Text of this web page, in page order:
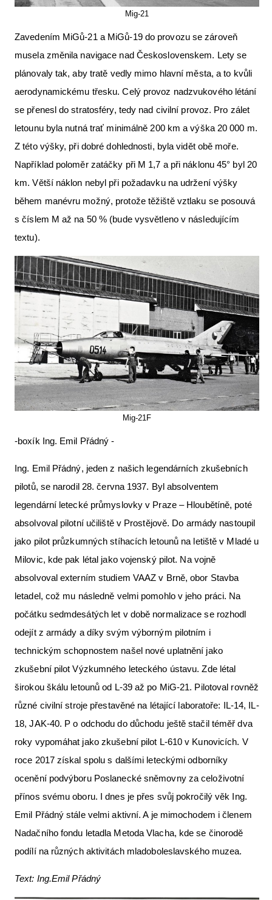
Mig-21
Zavedením MiGů-21 a MiGů-19 do provozu se zároveň
musela změnila navigace nad Československem. Lety se
plánovaly tak, aby tratě vedly mimo hlavní města, a to kvůli
aerodynamickému třesku. Celý provoz nadzvukového létání
se přenesl do stratosféry, tedy nad civilní provoz. Pro zálet
letounu byla nutná trať minimálně 200 km a výška 20 000 m.
Z této výšky, při dobré dohlednosti, byla vidět obě moře.
Například poloměr zatáčky při M 1,7 a při náklonu 45° byl 20
km. Větší náklon nebyl při požadavku na udržení výšky
během manévru možný, protože těžiště vztlaku se posouvá
s číslem M až na 50 % (bude vysvětleno v následujícím
textu).
Mig-21F
-boxík Ing. Emil Přádný -
Ing. Emil Přádný, jeden z našich legendárních zkušebních
pilotů, se narodil 28. června 1937. Byl absolventem
legendární letecké průmyslovky v Praze – Hloubětíně, poté
absolvoval pilotní učiliště v Prostějově. Do armády nastoupil
jako pilot průzkumných stíhacích letounů na letiště v Mladé u
Milovic, kde pak létal jako vojenský pilot. Na vojně
absolvoval externím studiem VAAZ v Brně, obor Stavba
letadel, což mu následně velmi pomohlo v jeho práci. Na
počátku sedmdesátých let v době normalizace se rozhodl
odejít z armády a díky svým výborným pilotním i
technickým schopnostem našel nové uplatnění jako
zkušební pilot Výzkumného leteckého ústavu. Zde létal
širokou škálu letounů od L-39 až po MiG-21. Pilotoval rovněž
různé civilní stroje přestavěné na létající laboratoře: IL-14, IL-
18, JAK-40. P o odchodu do důchodu ještě stačil téměř dva
roky vypomáhat jako zkušební pilot L-610 v Kunovicích. V
roce 2017 získal spolu s dalšími leteckými odborníky
ocenění podvýboru Poslanecké sněmovny za celoživotní
přínos svému oboru. I dnes je přes svůj pokročilý věk Ing.
Emil Přádný stále velmi aktivní. A je mimochodem i členem
Nadačního fondu letadla Metoda Vlacha, kde se činorodě
podílí na různých aktivitách mladoboleslavského muzea.
Text: Ing.Emil Přádný